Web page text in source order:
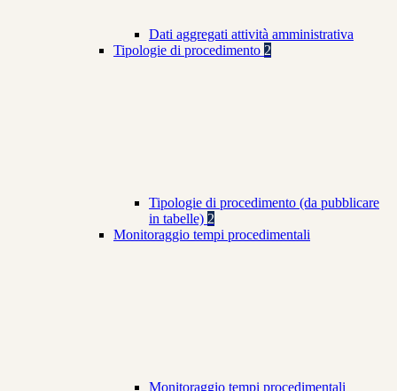
Dati aggregati attività amministrativa
Tipologie di procedimento 2
Tipologie di procedimento (da pubblicare
in tabelle) 2
Monitoraggio tempi procedimentali
Monitoraggio tempi procedimentali